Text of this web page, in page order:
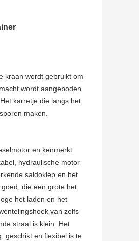
kraan wordt gebruikt om
wordt aangeboden
karretje die langs het
maken.
en kenmerkt
hydraulische motor
saldoklep en het
die een grote het
het laden en het
van zelfs
straal is klein. Het
geschikt en flexibel is te